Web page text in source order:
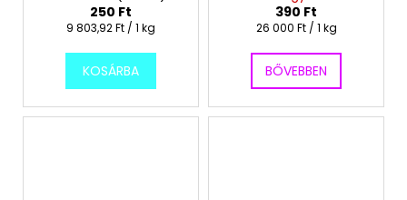
250 Ft
Egységár:
9 803,92 Ft / 1 kg
KOSÁRBA
390 Ft
Egységár:
26 000 Ft / 1 kg
BŐVEBBEN